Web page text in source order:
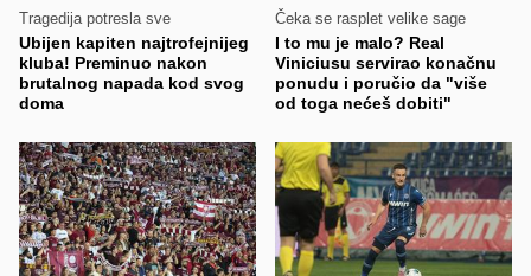
Tragedija potresla sve
Ubijen kapiten najtrofejnijeg
kluba! Preminuo nakon
brutalnog napada kod svog
doma
Čeka se rasplet velike sage
I to mu je malo? Real
Viniciusu servirao konačnu
ponudu i poručio da "više
od toga nećeš dobiti"